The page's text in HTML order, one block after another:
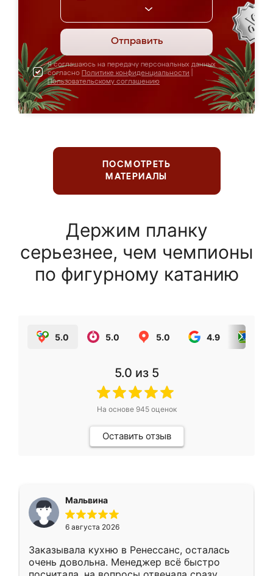
Отправить
Я соглашаюсь на передачу персональных данных
согласно Политике конфиденциальности
Пользовательскому соглашению
ПОСМОТРЕТЬ
МАТЕРИАЛЫ
Держим планку
серьезнее, чем чемпионы
по фигурному катанию
5.0 5.0 5.0 4.9
5.0 из 5
На основе 945оценок
Оставить отзыв
Мальвина
6 августа 2026
Заказывала кухню в Ренессанс, осталась
очень довольна. Менеджер всё быстро